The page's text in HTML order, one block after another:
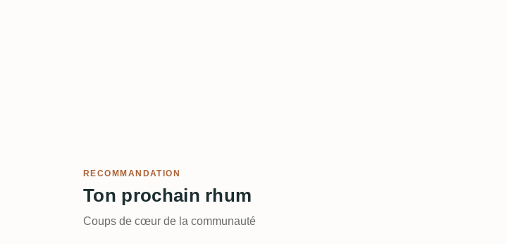
RECOMMANDATION
Ton prochain rhum
Coups de cœur de la communauté